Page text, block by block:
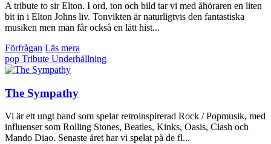
A tribute to sir Elton. I ord, ton och bild tar vi med åhöraren en liten
bit in i Elton Johns liv. Tonvikten är naturligtvis den fantastiska
musiken men man får också en lätt hist...
Förfrågan Läs mera
pop Tribute Underhållning
The Sympathy
Vi är ett ungt band som spelar retroinspirerad Rock / Popmusik, med
influenser som Rolling Stones, Beatles, Kinks, Oasis, Clash och
Mando Diao. Senaste året har vi spelat på de fl...